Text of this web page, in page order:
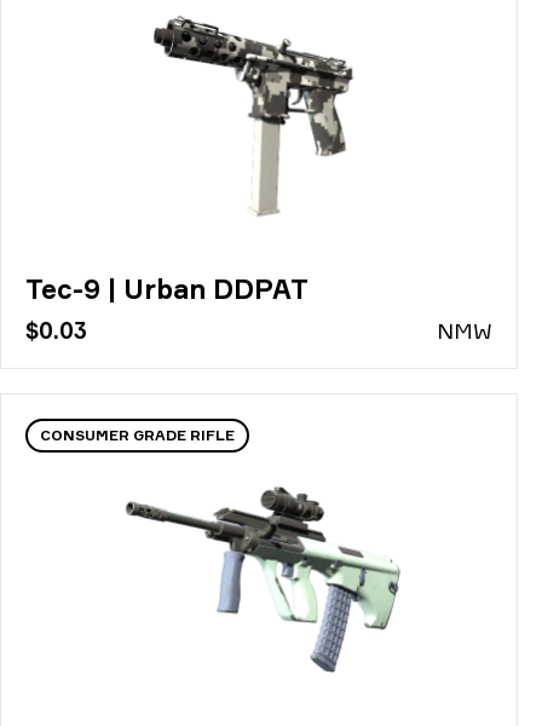
Tec-9 | Urban DDPAT
$0.03 NMW
CONSUMER GRADE RIFLE